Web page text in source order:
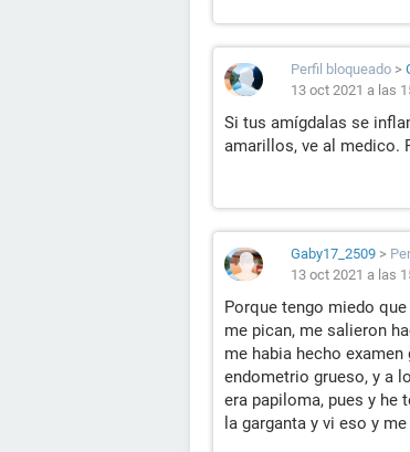
Perfil bloqueado >
13 oct 2021 a las
Si tus amígdalas se
amarillos, ve al medico.
Gaby17_2509 >
13 oct 2021 a las
Porque tengo miedo
me pican, me salieron
me habia hecho
endometrio grueso, y a
era papiloma, pues y he
la garganta y vi eso y